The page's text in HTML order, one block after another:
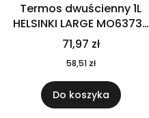
Termos dwuścienny 1L
HELSINKI LARGE MO6373-
04
71,97 zł
58,51 zł
Do koszyka